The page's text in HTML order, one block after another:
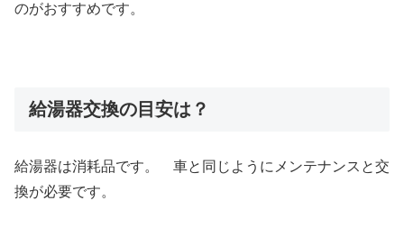
のがおすすめです。
給湯器交換の目安は？
給湯器は消耗品です。 車と同じようにメンテナンスと交
換が必要です。